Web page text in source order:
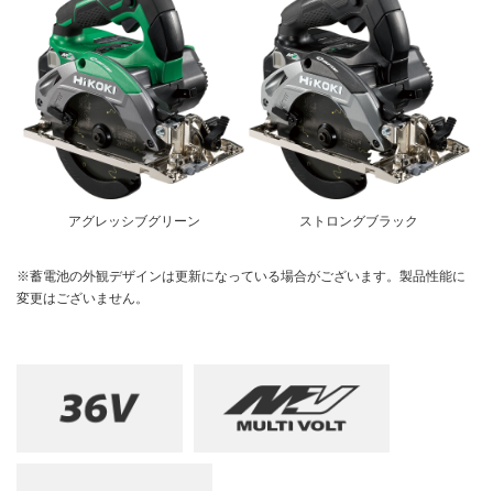
切断・圧着(コードレス)
切削・ホゾ穴(コードレス)
釘打機・ねじ打機・タッカ(コードレス)
その他(コードレス)
蓄電池・充電器(コードレス)
締付け・穴あけ・ハツリ
切断・圧着
その他
ブロワ
のこぎり
高圧洗浄機
背負式電源
水中ポンプ
切断・曲げ・圧着用
釘打機・エア工具用
その他
エンジン工具・園芸工具用
修理からのお知らせ
修理終了機種のお知らせ
修理受付
保証登録
エンジン工具・安全上のご注意
振動3軸合成値について
リチウムイオン電池互換一覧
保証対象製品
取扱説明書 Webカタログ
アグレッシブグリーン ストロングブラック
※蓄電池の外観デザインは更新になっている場合がございます。製品性能に
変更はございません。